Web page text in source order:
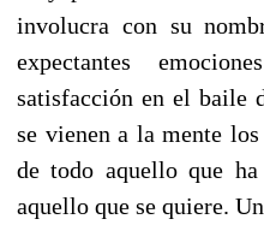
involucra con su
expectantes
satisfacción en el baile
se vienen a la mente
de todo aquello que
aquello que se quiere.